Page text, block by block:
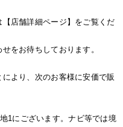
店舗詳細ページ】をご覧くだ
をお待ちしております。
より、次のお客様に安価で販
1にございます。ナビ等では境